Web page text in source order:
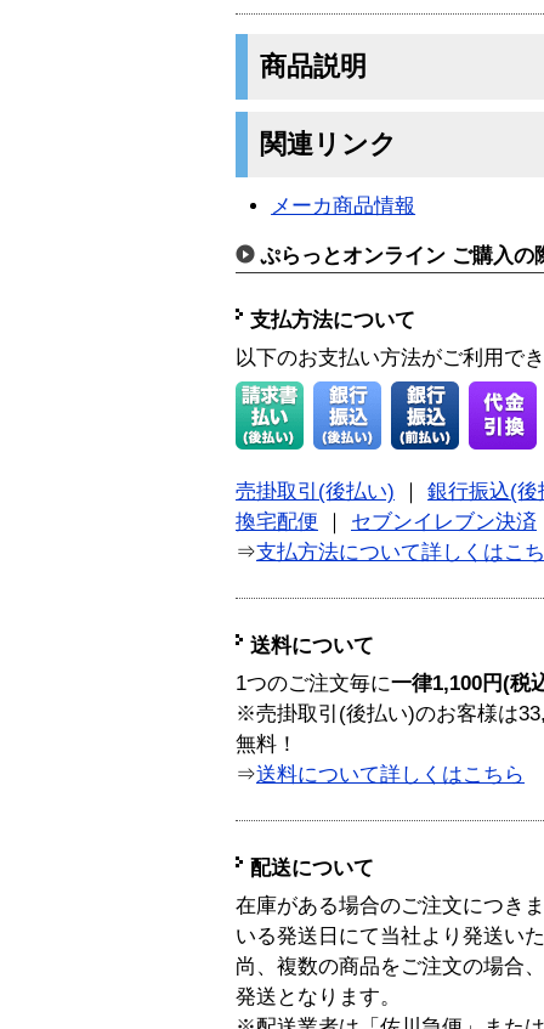
商品説明
関連リンク
メーカ商品情報
ぷらっとオンライン ご購入の
支払方法について
以下のお支払い方法がご利用で
売掛取引(後払い)
銀行振込(後
換宅配便
セブンイレブン決済
⇒支払方法について詳しくはこ
送料について
1つのご注文毎に一律1,100円(税
※売掛取引(後払い)のお客様は
無料！
⇒送料について詳しくはこちら
配送について
在庫がある場合のご注文につき
いる発送日にて当社より発送い
尚、複数の商品をご注文の場合
発送となります。